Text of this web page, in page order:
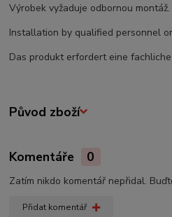
Výrobek vyžaduje odbornou montáž.
Installation by qualified personnel
Das produkt erfordert eine
Původ zboží
Komentáře 0
Zatím nikdo komentář nepřidal.
Přidat komentář